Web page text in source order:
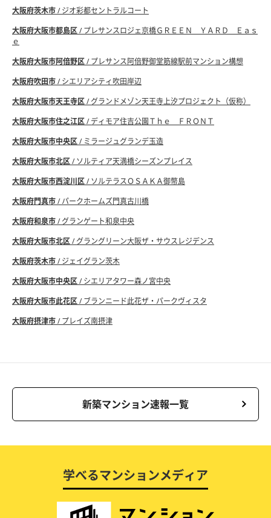
大阪府茨木市/ ジオ彩都セントラルコート
大阪府大阪市都島区/ プレサンスロジェ京橋ＧＲＥＥＮ ＹＡＲＤ Ｅａｓ
ｅ
大阪府大阪市阿倍野区/ プレサンス阿倍野御堂筋線駅前マンション構想
大阪府吹田市/ シエリアシティ吹田岸辺
大阪府大阪市天王寺区/ グランドメゾン天王寺上汐プロジェクト（仮称）
大阪府大阪市住之江区/ ディモア住吉公園Ｔｈｅ ＦＲＯＮＴ
大阪府大阪市中央区/ ミラージュグランデ玉造
大阪府大阪市北区/ ソルティア天満橋シーズンプレイス
大阪府大阪市西淀川区/ ソルテラスＯＳＡＫＡ御幣島
大阪府門真市/ パークホームズ門真古川橋
大阪府和泉市/ グランゲート和泉中央
大阪府大阪市北区/ グラングリーン大阪ザ・サウスレジデンス
大阪府茨木市/ ジェイグラン茨木
大阪府大阪市中央区/ シエリアタワー森ノ宮中央
大阪府大阪市此花区/ ブランニード此花ザ・パークヴィスタ
大阪府摂津市/ プレイズ南摂津
新築マンション速報一覧
学べるマンションメディア